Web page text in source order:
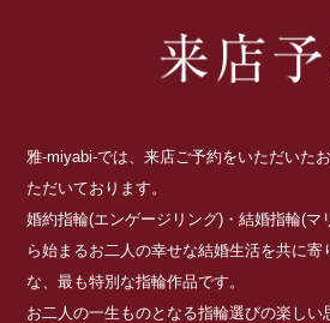
雅-miyabi-では、来店ご予約をいただいた
ただいております。
婚約指輪(エンゲージリング)・結婚指輪(マ
ら始まるお二人の幸せな結婚生活を共に寄
な、最も特別な指輪作品です。
お二人の一生ものとなる指輪選びの楽し